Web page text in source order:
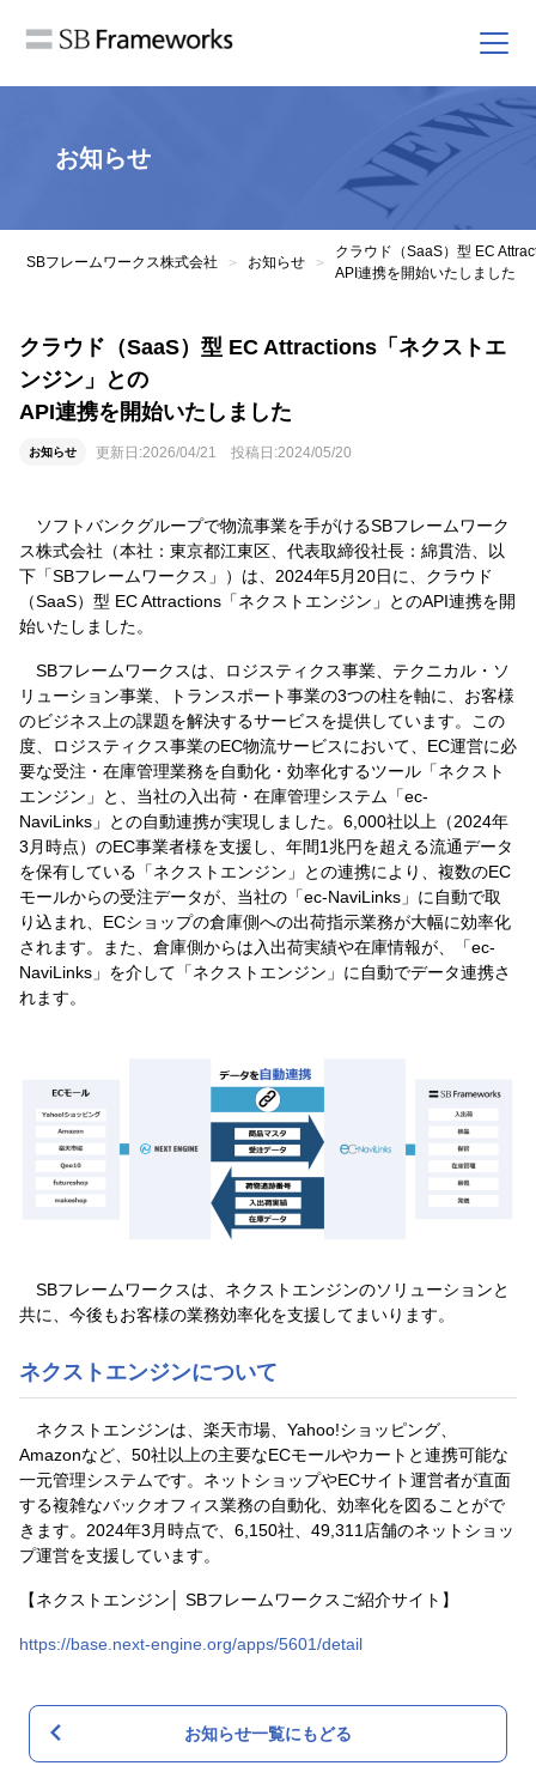
お知らせ
SBフレームワークス株式会社 > お知らせ >
クラウド（SaaS）型 EC
API連携を開始いたしました
クラウド（SaaS）型 EC Attractions「ネクストエ
ンジン」との
API連携を開始いたしました
お知らせ 更新日:2026/04/21 投稿日:2024/05/20
ソフトバンクグループで物流事業を手がけるSBフレームワーク
ス株式会社（本社：東京都江東区、代表取締役社長：綿貫浩、以
下「SBフレームワークス」）は、2024年5月20日に、クラウド
（SaaS）型 EC Attractions「ネクストエンジン」とのAPI連携を開
始いたしました。
SBフレームワークスは、ロジスティクス事業、テクニカル・ソ
リューション事業、トランスポート事業の3つの柱を軸に、お客様
のビジネス上の課題を解決するサービスを提供しています。この
度、ロジスティクス事業のEC物流サービスにおいて、EC運営に必
要な受注・在庫管理業務を自動化・効率化するツール「ネクスト
エンジン」と、当社の入出荷・在庫管理システム「ec-
NaviLinks」との自動連携が実現しました。6,000社以上（2024年
3月時点）のEC事業者様を支援し、年間1兆円を超える流通データ
を保有している「ネクストエンジン」との連携により、複数のEC
モールからの受注データが、当社の「ec-NaviLinks」に自動で取
り込まれ、ECショップの倉庫側への出荷指示業務が大幅に効率化
されます。また、倉庫側からは入出荷実績や在庫情報が、「ec-
NaviLinks」を介して「ネクストエンジン」に自動でデータ連携さ
れます。
SBフレームワークスは、ネクストエンジンのソリューションと
共に、今後もお客様の業務効率化を支援してまいります。
ネクストエンジンについて
ネクストエンジンは、楽天市場、Yahoo!ショッピング、
Amazonなど、50社以上の主要なECモールやカートと連携可能な
一元管理システムです。ネットショップやECサイト運営者が直面
する複雑なバックオフィス業務の自動化、効率化を図ることがで
きます。2024年3月時点で、6,150社、49,311店舗のネットショッ
プ運営を支援しています。
【ネクストエンジン│ SBフレームワークスご紹介サイト】
https://base.next-engine.org/apps/5601/detail
お知らせ一覧にもどる